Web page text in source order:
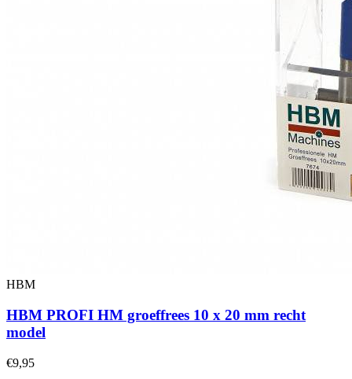
HBM
HBM PROFI HM groeffrees 10 x 20 mm recht
model
€9,95